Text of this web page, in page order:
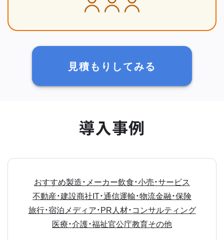
見積もりしてみる
導入事例
おすすめ製造・メーカー飲食・小売・サービス
不動産・建設商社IT・通信運輸・物流金融・保険
旅行・宿泊 メディア・PR人材・コンサルティング
医療・介護・福祉官公庁教育その他